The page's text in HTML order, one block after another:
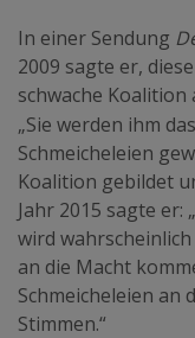
In einer Sendung
2009 sagte er,
schwache Koalition
„Sie werden ihm
Schmeicheleien
Koalition gebildet
Jahr 2015 sagte
wird
an die Macht
Schmeicheleien an
Stimmen.“